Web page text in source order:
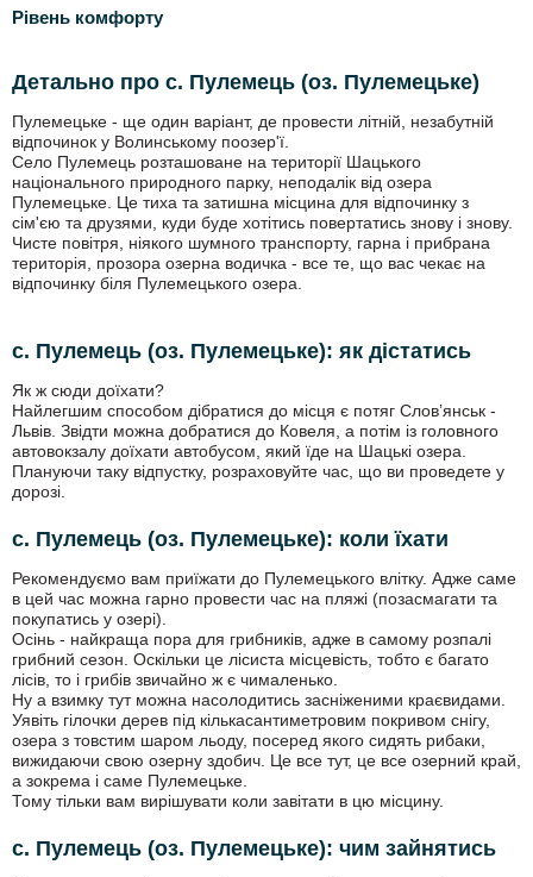
Рівень комфорту
Детально про с. Пулемець (оз. Пулемецьке)
Пулемецьке - ще один варіант, де провести літній, незабутній
відпочинок у Волинському поозер'ї.
Село Пулемець розташоване на території Шацького
національного природного парку, неподалік від озера
Пулемецьке. Це тиха та затишна місцина для відпочинку з
сім'єю та друзями, куди буде хотітись повертатись знову і знову.
Чисте повітря, ніякого шумного транспорту, гарна і прибрана
територія, прозора озерна водичка - все те, що вас чекає на
відпочинку біля Пулемецького озера.
с. Пулемець (оз. Пулемецьке): як дістатись
Як ж сюди доїхати?
Найлегшим способом дібратися до місця є потяг Слов’янськ -
Львів. Звідти можна добратися до Ковеля, а потім із головного
автовокзалу доїхати автобусом, який їде на Шацькі озера.
Плануючи таку відпустку, розраховуйте час, що ви проведете у
дорозі.
с. Пулемець (оз. Пулемецьке): коли їхати
Рекомендуємо вам приїжати до Пулемецького влітку. Адже саме
в цей час можна гарно провести час на пляжі (позасмагати та
покупатись у озері).
Осінь - найкраща пора для грибників, адже в самому розпалі
грибний сезон. Оскільки це лісиста місцевість, тобто є багато
лісів, то і грибів звичайно ж є чималенько.
Ну а взимку тут можна насолодитись засніженими краєвидами.
Уявіть гілочки дерев під кількасантиметровим покривом снігу,
озера з товстим шаром льоду, посеред якого сидять рибаки,
вижидаючи свою озерну здобич. Це все тут, це все озерний край,
а зокрема і саме Пулемецьке.
Тому тільки вам вирішувати коли завітати в цю місцину.
с. Пулемець (оз. Пулемецьке): чим зайнятись